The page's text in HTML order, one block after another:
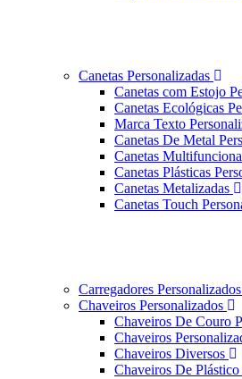
Canetas Personalizadas
Canetas com Estojo
Canetas Ecológicas
Marca Texto
Canetas De Metal
Canetas
Canetas Plásticas
Canetas Metalizadas
Canetas Touch
Carregadores Personalizados
Chaveiros Personalizados
Chaveiros De Couro
Chaveiros
Chaveiros Diversos
Chaveiros De